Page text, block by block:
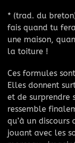
* (trad. du
fais quand tu
une maison,
la toiture !
Ces formules
Elles donnent
et de surprendre
ressemble
qu’à un discours
jouant avec les